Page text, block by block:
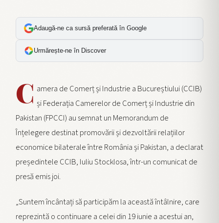
Adaugă-ne ca sursă preferată în Google
Urmărește-ne în Discover
C amera de Comerț și Industrie a Bucureștiului (CCIB)
și Federația Camerelor de Comerț și Industrie din
Pakistan (FPCCI) au semnat un Memorandum de
Înțelegere destinat promovării și dezvoltării relațiilor
economice bilaterale între România și Pakistan, a declarat
președintele CCIB, Iuliu Stocklosa, într-un comunicat de
presă emis joi.
„Suntem încântați să participăm la această întâlnire, care
reprezintă o continuare a celei din 19 iunie a acestui an,